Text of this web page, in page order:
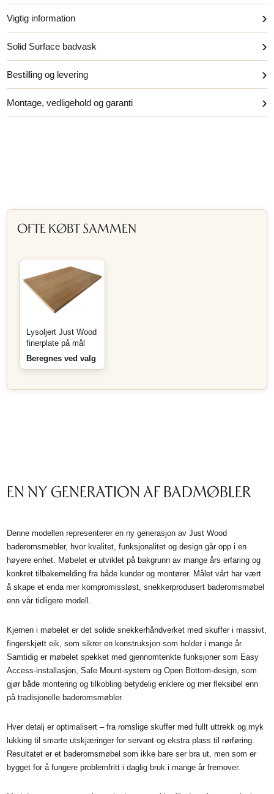
Vigtig information ›
Solid Surface badvask ›
Bestilling og levering ›
Montage, vedligehold og garanti ›
OFTE KØBT SAMMEN
Lysoljert Just Wood
finerplate på mål
Beregnes ved valg
EN NY GENERATION AF BADMØBLER
Denne modellen representerer en ny generasjon av Just Wood
baderomsmøbler, hvor kvalitet, funksjonalitet og design går opp i en
høyere enhet. Møbelet er utviklet på bakgrunn av mange års erfaring og
konkret tilbakemelding fra både kunder og montører. Målet vårt har vært
å skape et enda mer kompromissløst, snekkerprodusert baderomsmøbel
enn vår tidligere modell.
Kjernen i møbelet er det solide snekkerhåndverket med skuffer i massivt,
fingerskjøtt eik, som sikrer en konstruksjon som holder i mange år.
Samtidig er møbelet spekket med gjennomtenkte funksjoner som Easy
Access-installasjon, Safe Mount-system og Open Bottom-design, som
gjør både montering og tilkobling betydelig enklere og mer fleksibel enn
på tradisjonelle baderomsmøbler.
Hver detalj er optimalisert – fra romslige skuffer med fullt uttrekk og myk
lukking til smarte utskjæringer for servant og ekstra plass til rørføring.
Resultatet er et baderomsmøbel som ikke bare ser bra ut, men som er
bygget for å fungere problemfritt i daglig bruk i mange år fremover.